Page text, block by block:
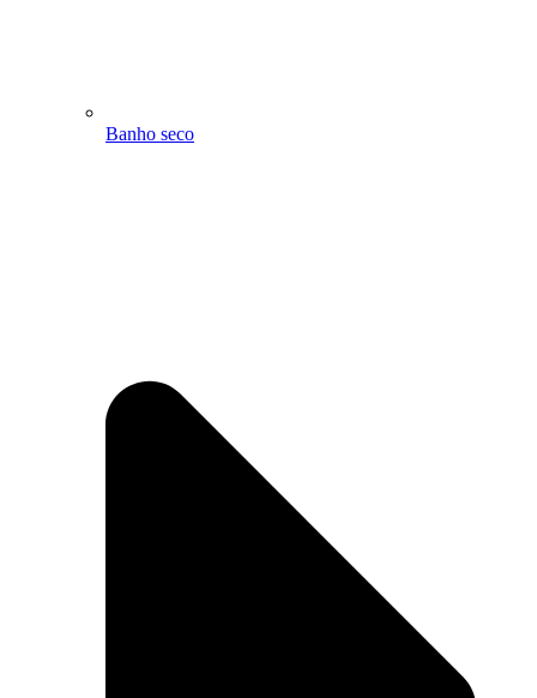
Banho seco